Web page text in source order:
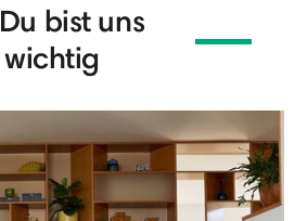
Du bist uns
wichtig